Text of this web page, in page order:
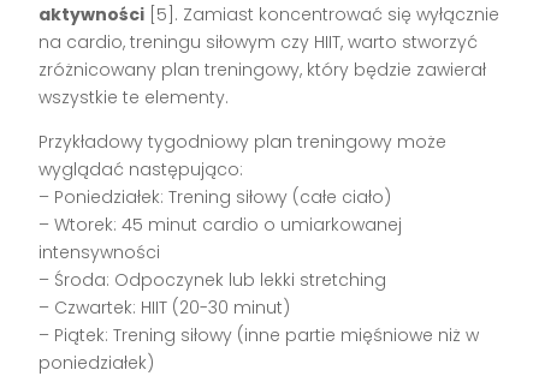
aktywności [5]. Zamiast koncentrować się wyłącznie
na cardio, treningu siłowym czy HIIT, warto stworzyć
zróżnicowany plan treningowy, który będzie zawierał
wszystkie te elementy.
Przykładowy tygodniowy plan treningowy może
wyglądać następująco:
– Poniedziałek: Trening siłowy (całe ciało)
– Wtorek: 45 minut cardio o umiarkowanej
intensywności
– Środa: Odpoczynek lub lekki stretching
– Czwartek: HIIT (20-30 minut)
– Piątek: Trening siłowy (inne partie mięśniowe niż w
poniedziałek)